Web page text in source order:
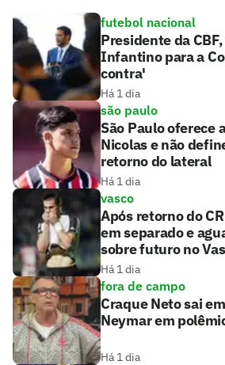
futebol nacional
Presidente da
Infantino para a
contra'
Há 1 dia
são paulo
São Paulo oferece
Nicolas e não
retorno do lateral
Há 1 dia
vasco
Após retorno do
em separado e
sobre futuro no
Há 1 dia
fora de campo
Craque Neto sai
Neymar em
Há 1 dia